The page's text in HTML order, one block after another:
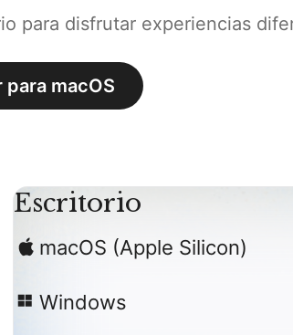
para disfrutar experiencias
para macOS
Escritorio
macOS (Apple Silicon)
Windows